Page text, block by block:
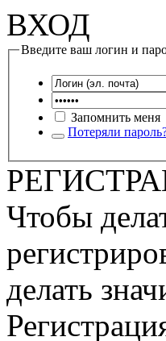
ВХОД
Введите ваш логин и
Запомнить меня
Потеряли
Чтобы
делать